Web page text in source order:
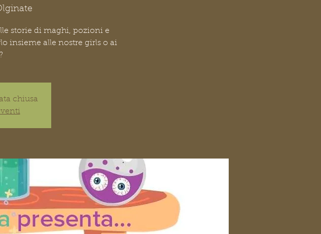
storie di maghi, pozioni e
insieme alle nostre girls o ai
chiusa